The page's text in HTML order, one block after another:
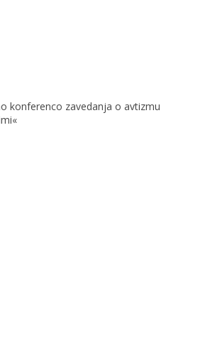
konferenco zavedanja o avtizmu